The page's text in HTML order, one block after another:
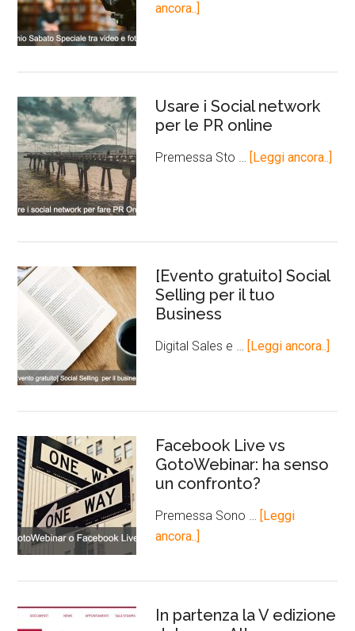
ancora..]
Usare i Social network
per le PR online
Premessa Sto … [Leggi ancora..]
[Evento gratuito] Social
Selling per il tuo
Business
Digital Sales e … [Leggi ancora..]
Facebook Live vs
GotoWebinar: ha senso
un confronto?
Premessa Sono …
[Leggi
ancora..]
In partenza la V edizione